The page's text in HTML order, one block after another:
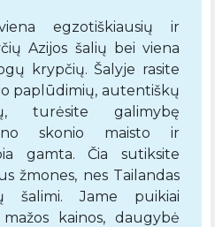
egzotiškiausių ir
Azijos šalių bei viena
krypčių. Šalyje rasite
paplūdimių, autentiškų
turėsite galimybę
skonio maisto ir
gamta. Čia sutiksite
žmones, nes Tailandas
šalimi. Jame puikiai
kainos, daugybė